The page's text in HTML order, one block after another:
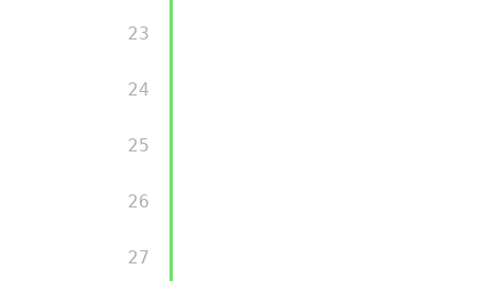
        23
        24
        25
        26
        27